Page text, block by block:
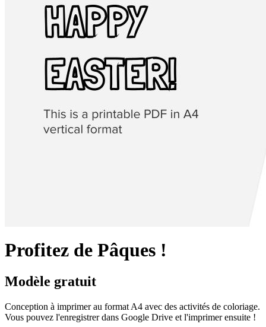
Profitez de Pâques !
Modèle gratuit
Conception à imprimer au format A4 avec des activités de coloriage.
Vous pouvez l'enregistrer dans Google Drive et l'imprimer ensuite !